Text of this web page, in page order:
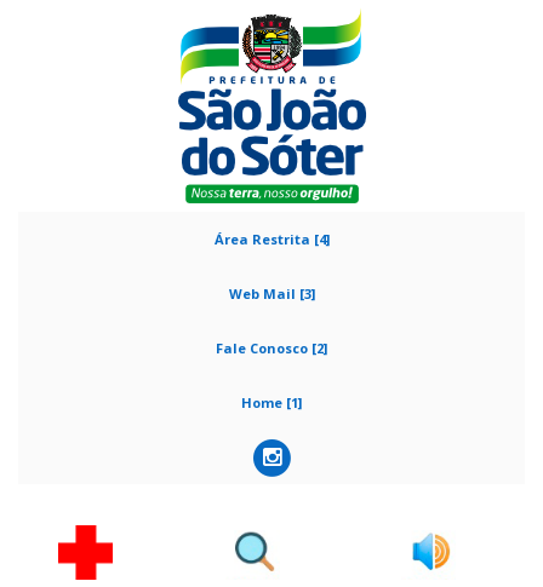
Área Restrita [4]
Web Mail [3]
Fale Conosco [2]
Home [1]